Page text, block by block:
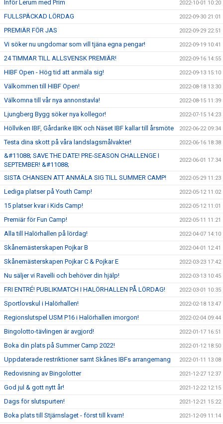
Inför Lerum med Prim 2022-10-01 10:20
FULLSPÄCKAD LÖRDAG 2022-09-30 21:01
PREMIÄR FÖR JAS 2022-09-29 22:51
Vi söker nu ungdomar som vill tjäna egna pengar! 2022-09-19 10:41
24 TIMMAR TILL ALLSVENSK PREMIÄR! 2022-09-16 14:55
HIBF Open - Hög tid att anmäla sig! 2022-09-13 15:10
Välkommen till HIBF Open! 2022-08-18 13:30
Välkomna till vår nya annonstavla! 2022-08-15 11:39
Ljungberg Bygg söker nya kollegor! 2022-07-15 14:23
Höllviken IBF, Gårdarike IBK och Näset IBF kallar till årsmöte 2022-06-22 09:34
Testa dina skott på våra landslagsmålvakter! 2022-06-16 18:38
&#11088; SAVE THE DATE! PRE-SEASON CHALLENGE I
SEPTEMBER! &#11088;
2022-06-01 17:34
SISTA CHANSEN ATT ANMÄLA SIG TILL SUMMER CAMP! 2022-05-29 11:23
Lediga platser på Youth Camp! 2022-05-12 11:02
15 platser kvar i Kids Camp! 2022-05-12 11:01
Premiär för Fun Camp! 2022-05-11 11:21
Alla till Halörhallen på lördag! 2022-04-07 14:10
Skånemästerskapen Pojkar B 2022-04-01 12:41
Skånemästerskapen Pojkar C & Pojkar E 2022-03-23 17:42
Nu säljer vi Ravelli och behöver din hjälp! 2022-03-13 10:45
FRI ENTRÉ! PUBLIKMATCH I HALÖRHALLEN PÅ LÖRDAG! 2022-03-01 10:35
Sportlovskul i Halörhallen! 2022-02-18 13:47
Regionslutspel USM P16 i Halörhallen imorgon! 2022-02-04 09:44
Bingolotto-tävlingen är avgjord! 2022-01-17 16:51
Boka din plats på Summer Camp 2022! 2022-01-12 18:50
Uppdaterade restriktioner samt Skånes IBFs arrangemang 2022-01-11 13:08
Redovisning av Bingolotter 2021-12-27 12:37
God jul & gott nytt år! 2021-12-22 12:15
Dags för slutspurten! 2021-12-21 15:22
Boka plats till Stjärnslaget - först till kvarn! 2021-12-09 11:14